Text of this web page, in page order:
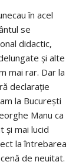
în acel
se
didactic,
şi alte
mai rar. Dar la
declaraţie
la Bucureşti
Manu ca
şi mai lucid
la întrebarea
de neuitat.